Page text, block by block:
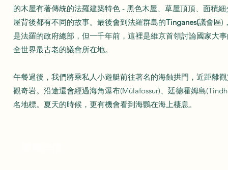
的木屋有著傳統的法羅建築特色 - 黑色木屋、草屋頂頂、面積
屋背後都有不同的故事。最後會到法羅群島的Tinganes(議會區)
是法羅的政府總部，但一千年前，這裡是維京首領討論國家大
全世界最古老的議會所在地。
午餐過後，我們將乘私人小遊艇前往著名的海蝕拱門，近距離
觀奇岩。沿途還會經過海角瀑布(Múlafossur)、廷德霍姆島
名地標。夏天的時候，更有機會看到海鸚在海上棲息。